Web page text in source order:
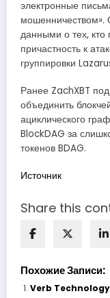
электронные
мошенничеством».
данными о тех, кто
причастность к
группировки
Ранее ZachXBT
объединить
ациклического
BlockDAG за
токенов BDAG.
Источник
Share this
Похожие Записи:
Verb Technology